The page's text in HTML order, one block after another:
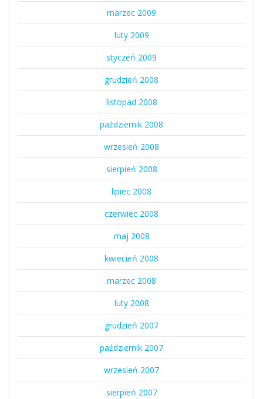
marzec 2009
luty 2009
styczeń 2009
grudzień 2008
listopad 2008
październik 2008
wrzesień 2008
sierpień 2008
lipiec 2008
czerwiec 2008
maj 2008
kwiecień 2008
marzec 2008
luty 2008
grudzień 2007
październik 2007
wrzesień 2007
sierpień 2007